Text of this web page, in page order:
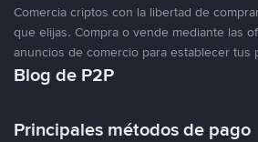
Comercia criptos con la libertad de
que elijas. Compra o vende mediante las
anuncios de comercio para establecer tus
Blog de P2P
Principales métodos de pago